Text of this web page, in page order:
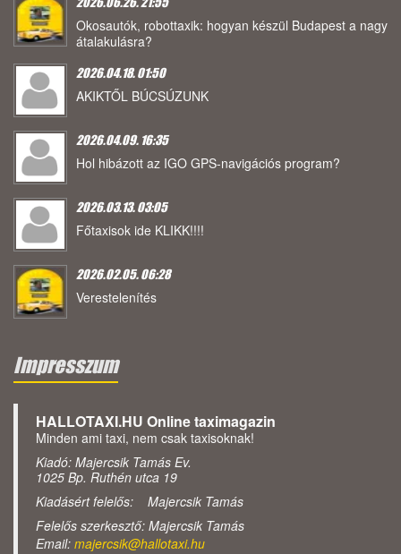
Okosautók, robottaxik: hogyan készül Budapest a nagy
átalakulásra?
2026.04.18. 01:50
AKIKTŐL BÚCSÚZUNK
2026.04.09. 16:35
Hol hibázott az IGO GPS-navigációs program?
2026.03.13. 03:05
Főtaxisok ide KLIKK!!!!
2026.02.05. 06:28
Verestelenítés
Impresszum
HALLOTAXI.HU Online taximagazin
Minden ami taxi, nem csak taxisoknak!
Kiadó: Majercsik Tamás Ev.
1025 Bp. Ruthén utca 19
Kiadásért felelős: Majercsik Tamás
Felelős szerkesztő: Majercsik Tamás
Email: majercsik@hallotaxi.hu